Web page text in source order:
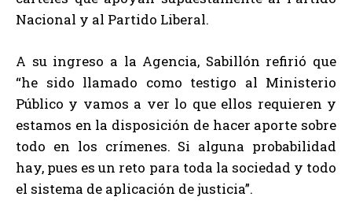
Nacional y al Partido Liberal.
A su ingreso a la Agencia, Sabillón refirió que
“he sido llamado como testigo al Ministerio
Público y vamos a ver lo que ellos requieren y
estamos en la disposición de hacer aporte sobre
todo en los crímenes. Si alguna probabilidad
hay, pues es un reto para toda la sociedad y todo
el sistema de aplicación de justicia”.